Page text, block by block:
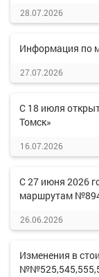
28.07.2026
Информация по
27.07.2026
С 18 июля
Томск»
16.07.2026
С 27 июня 2026
маршрутам
26.06.2026
Изменения в